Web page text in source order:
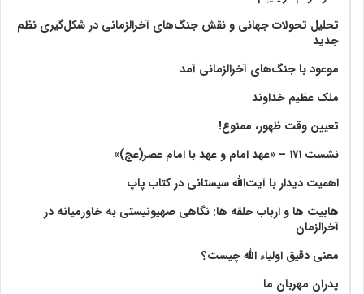
تحلیل تحولات جهانی و نقش جنگ‌های آخرالزمانی در شکل‌گیری نظم
جدید
موعود با جنگ‌های آخرالزمانی آمد
ملک عظیم خداوند
تعیین وقت ظهور، ممنوع!
نشست ۱۷۱ – «عهد امام و عهد با امام عصر(عج)»
اهمیت دیدار با آیت‌الله سیستانی در کتاب پاپ
هابیت ها و ارباب حلقه ها: نگاهی صهیونیستی به خاورمیانه در
آخرالزمان
معنی دقیق اولیاء الله چیست؟
پدران مهربان ما